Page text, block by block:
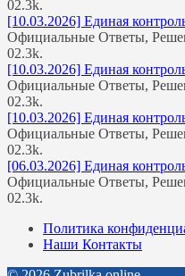
02.3k.
[10.03.2026] Единая
Официальные Ответы,
02.3k.
[10.03.2026] Единая
Официальные Ответы,
02.3k.
[10.03.2026] Единая
Официальные Ответы,
02.3k.
[06.03.2026] Единая
Официальные Ответы,
02.3k.
Политика
Наши Контакты